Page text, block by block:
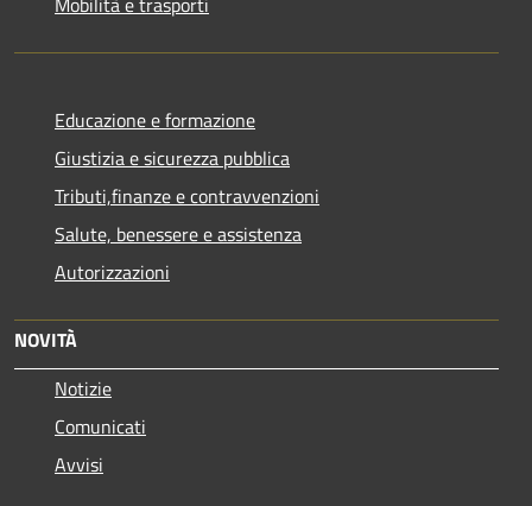
Educazione e formazione
Giustizia e sicurezza pubblica
Tributi,finanze e contravvenzioni
Salute, benessere e assistenza
Autorizzazioni
NOVITÀ
Notizie
Comunicati
Avvisi